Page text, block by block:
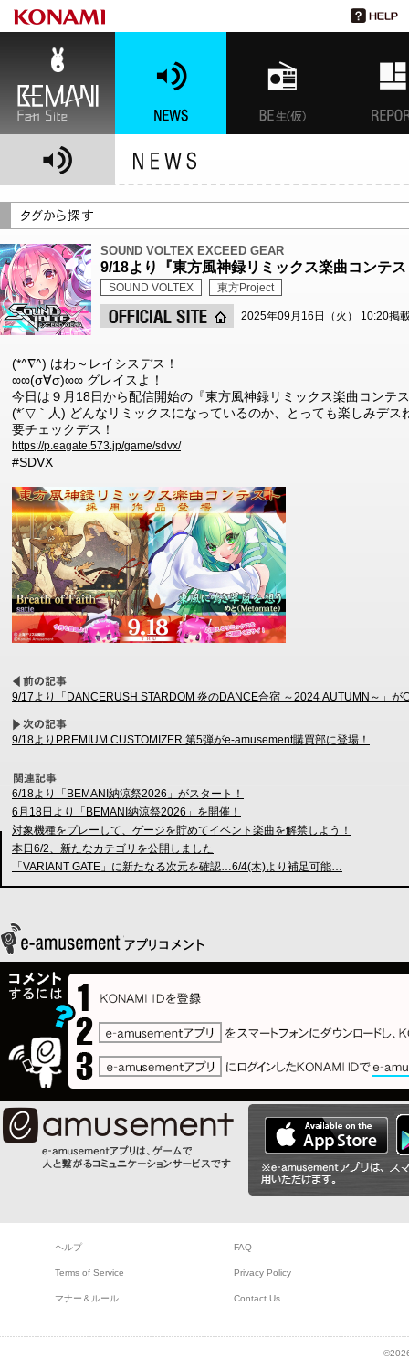
SOUND VOLTEX EXCEED GEAR
9/18より『東方風神録リミックス楽曲コンテ
SOUND VOLTEX 東方Project
2025年09月16日（火） 10:20掲
(*^∇^) はわ～レイシスデス！
∞∞(σ∀σ)∞∞ グレイスよ！
今日は９月18日から配信開始の『東方風神録リミックス楽曲コンテ
(*´▽｀人) どんなリミックスになっているのか、とっても楽しみデス
要チェックデス！
https://p.eagate.573.jp/game/sdvx/
#SDVX
9/17より「DANCERUSH STARDOM 炎のDANCE合宿 ～2024 AUTUMN～」が
9/18よりPREMIUM CUSTOMIZER 第5弾がe-amusement購買部に登場！
6/18より「BEMANI納涼祭2026」がスタート！
6月18日より「BEMANI納涼祭2026」を開催！
対象機種をプレーして、ゲージを貯めてイベント楽曲を解禁しよう！
本日6/2、新たなカテゴリを公開しました
「VARIANT GATE」に新たなる次元を確認…6/4(木)より補足可能…
ヘルプ FAQ
Terms of Service Privacy Policy
マナー＆ルール Contact Us